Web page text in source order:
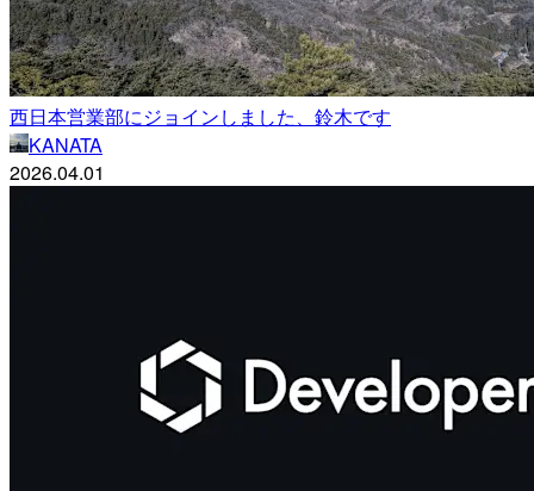
西日本営業部にジョインしました、鈴木です
KANATA
2026.04.01